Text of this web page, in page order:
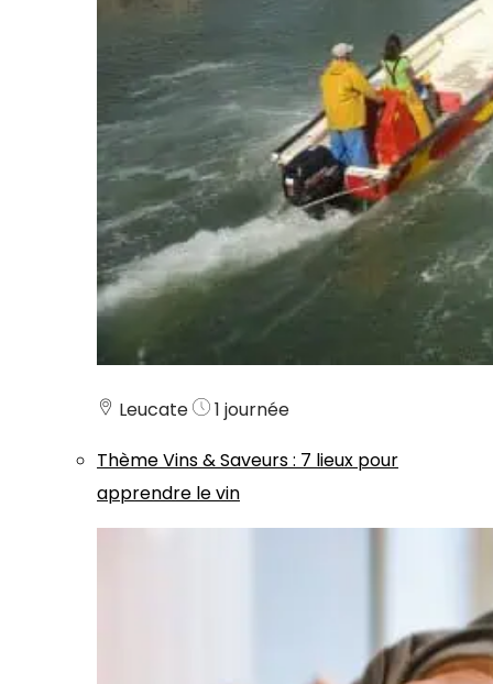
Leucate
1 journée
ThèmeVins & Saveurs: 7 lieux pour
apprendre le vin